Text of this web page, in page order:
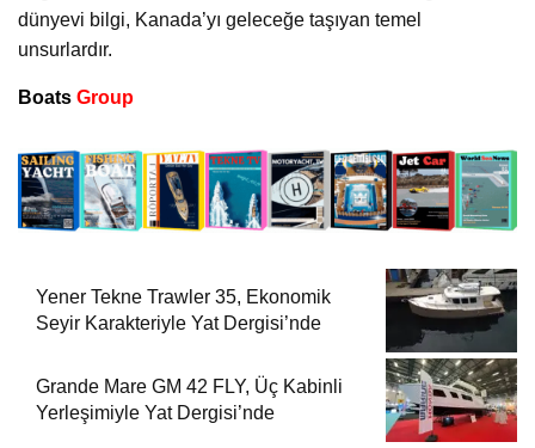
dünyevi bilgi, Kanada’yı geleceğe taşıyan temel
unsurlardır.
Boats Group
Yener Tekne Trawler 35, Ekonomik
Seyir Karakteriyle Yat Dergisi’nde
Grande Mare GM 42 FLY, Üç Kabinli
Yerleşimiyle Yat Dergisi’nde